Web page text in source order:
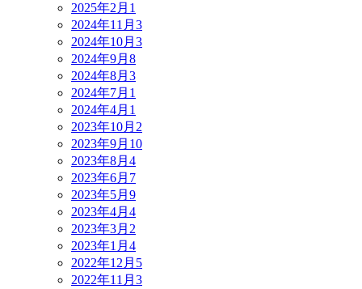
2025年2月 1
2024年11月 3
2024年10月 3
2024年9月 8
2024年8月 3
2024年7月 1
2024年4月 1
2023年10月 2
2023年9月 10
2023年8月 4
2023年6月 7
2023年5月 9
2023年4月 4
2023年3月 2
2023年1月 4
2022年12月 5
2022年11月 3